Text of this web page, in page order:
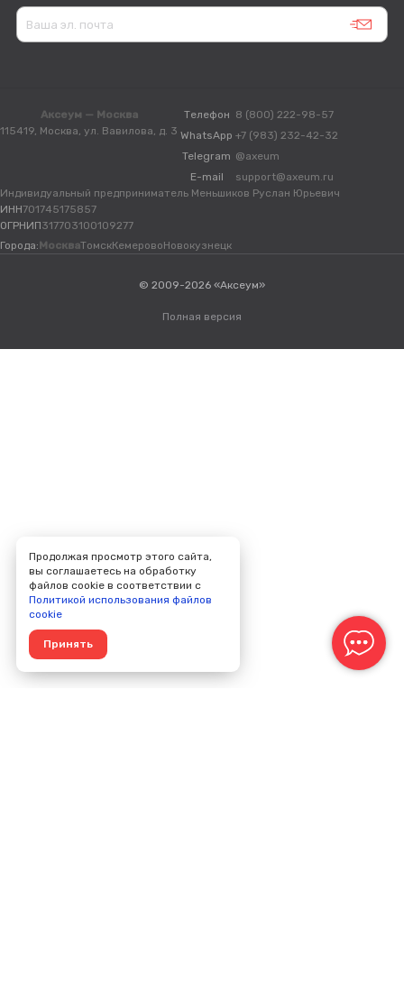
Аксеум — Москва
115419, Москва, ул. Вавилова, д. 3
Телефон 8 (800) 222-98-57
WhatsApp +7 (983) 232-42-32
Telegram @axeum
E-mail
support@axeum.ru
Индивидуальный предприниматель Меньшиков Руслан Юрьевич
ИНН701745175857
ОГРНИП317703100109277
Города: МоскваТомскКемеровоНовокузнецк
© 2009-2026 «Аксеум»
Полная версия
Продолжая просмотр этого сайта,
вы соглашаетесь на обработку
файлов cookie в соответствии с
Политикой использования файлов
cookie
Принять